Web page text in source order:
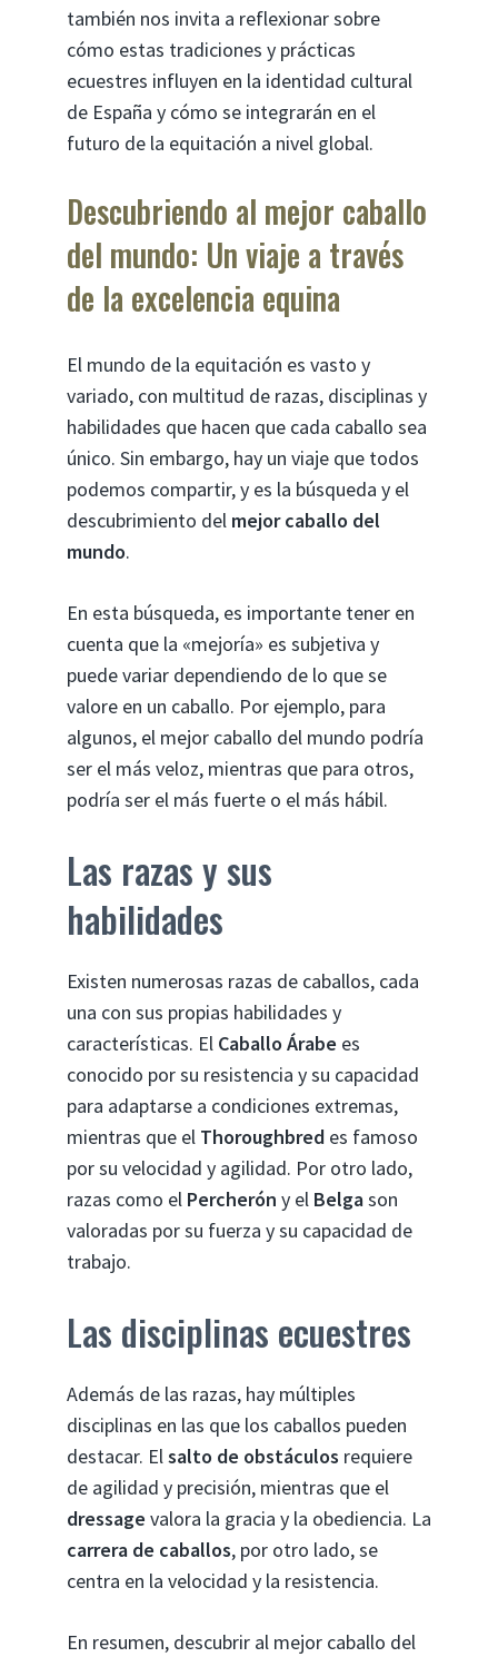
también nos invita a reflexionar sobre
cómo estas tradiciones y prácticas
ecuestres influyen en la identidad cultural
de España y cómo se integrarán en el
futuro de la equitación a nivel global.
Descubriendo al mejor caballo
del mundo: Un viaje a través
de la excelencia equina
El mundo de la equitación es vasto y
variado, con multitud de razas, disciplinas y
habilidades que hacen que cada caballo sea
único. Sin embargo, hay un viaje que todos
podemos compartir, y es la búsqueda y el
descubrimiento del mejor caballo del
mundo.
En esta búsqueda, es importante tener en
cuenta que la «mejoría» es subjetiva y
puede variar dependiendo de lo que se
valore en un caballo. Por ejemplo, para
algunos, el mejor caballo del mundo podría
ser el más veloz, mientras que para otros,
podría ser el más fuerte o el más hábil.
Las razas y sus
habilidades
Existen numerosas razas de caballos, cada
una con sus propias habilidades y
características. El Caballo Árabe es
conocido por su resistencia y su capacidad
para adaptarse a condiciones extremas,
mientras que el Thoroughbred es famoso
por su velocidad y agilidad. Por otro lado,
razas como el Percherón y el Belgason
valoradas por su fuerza y su capacidad de
trabajo.
Las disciplinas ecuestres
Además de las razas, hay múltiples
disciplinas en las que los caballos pueden
destacar. Elsalto de obstáculos requiere
de agilidad y precisión, mientras que el
dressage valora la gracia y la obediencia. La
carrera de caballos, por otro lado, se
centra en la velocidad y la resistencia.
En resumen, descubrir al mejor caballo del